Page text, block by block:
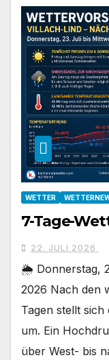
WETTER
7-Tage-
22. JULI 2026
🌦️ Donnerstag,
2026 Nach den
Tagen stellt sich
um. Ein
über West- bis